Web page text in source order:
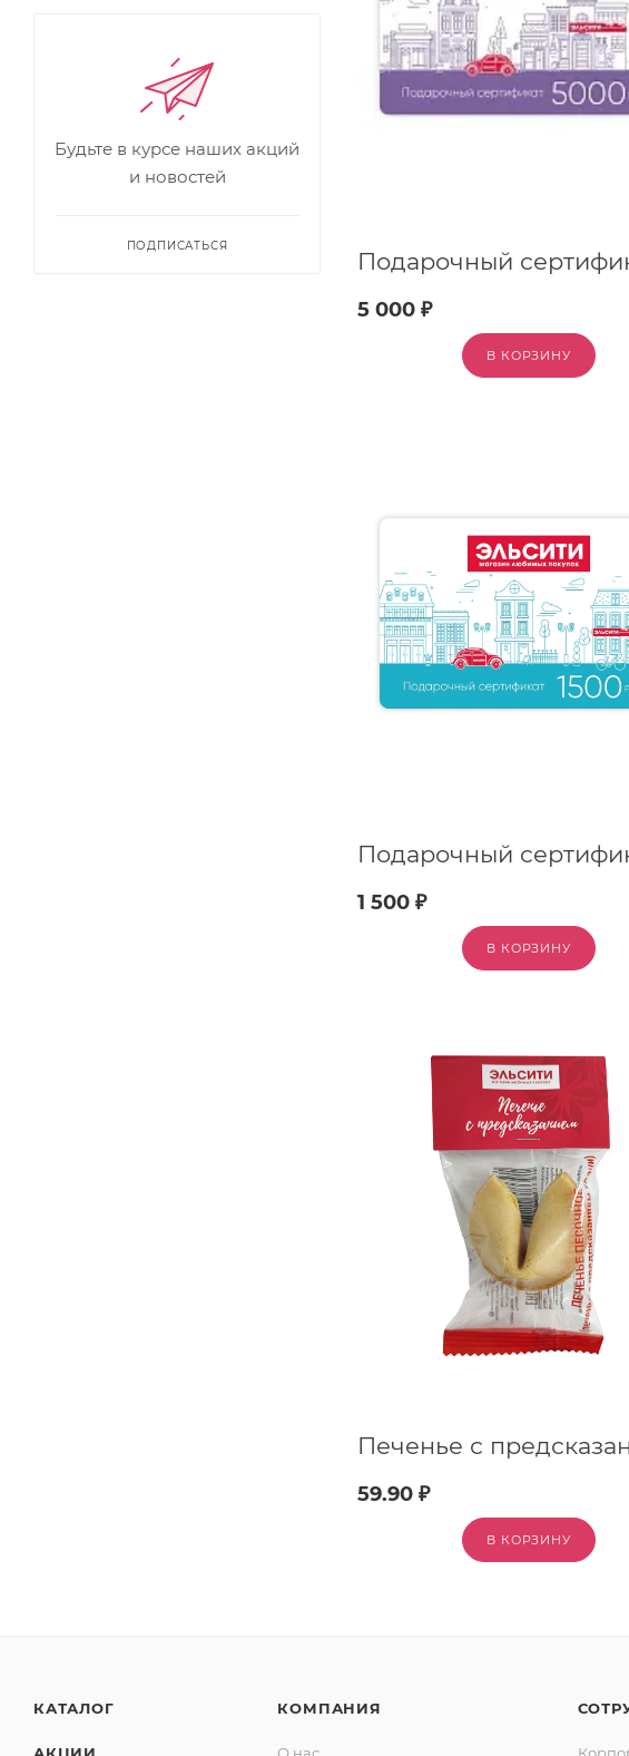
5 000 ₽
В КОРЗИНУ
1 500 ₽
В КОРЗИНУ
Печенье с
59.90 ₽
В КОРЗИНУ
Будьте в курсе наших акций
и новостей
ПОДПИСАТЬСЯ
КАТАЛОГ КОМПАНИЯ